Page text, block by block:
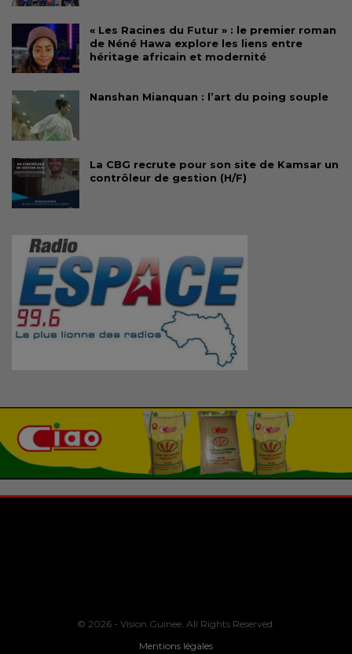
« Les Racines du Futur » : le premier roman
de Néné Hawa explore les liens entre
héritage africain et modernité
Nanshan Mianquan : l’art du poing souple
La CBG recrute pour son site de Kamsar un
contrôleur de gestion (H/F)
© 2026 - Vision Guinee. All Rights Reserved.
Mentions légales